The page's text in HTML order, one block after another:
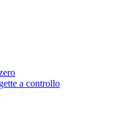
a controllo